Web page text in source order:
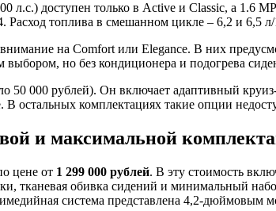
доступен только в Active и Classic, а 1.6
топлива в смешанном цикле – 6,2 и 6,5 л/
внимание на Comfort или Elegance. В них
но без кондиционера и подогрева
50 000 рублей). Он включает адаптивный
остальных комплектациях такие опции
и максимальной
цене от 1 299 000 рублей. В эту стоимость
тканевая обивка сидений и минимальный
система представлена 4,2-